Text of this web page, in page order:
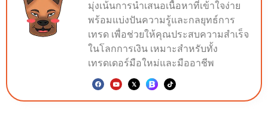
มุ่งเน้นการนำเสนอเนื้อหาที่เข้าใจง่าย
พร้อมแบ่งปันความรู้และกลยุทธ์การ
เทรด เพื่อช่วยให้คุณประสบความสำเร็จ
ในโลกการเงิน เหมาะสำหรับทั้ง
เทรดเดอร์มือใหม่และมืออาชีพ